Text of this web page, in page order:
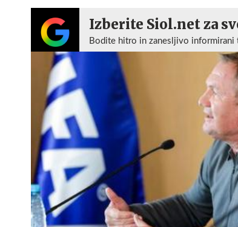
Izberite Siol.net za
Bodite hitro in zanesljivo informirani